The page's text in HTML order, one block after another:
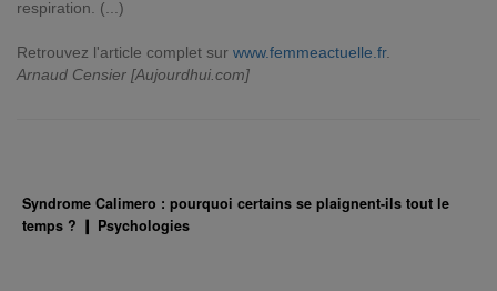
respiration. (...)
Retrouvez l'article complet sur www.femmeactuelle.fr.
Arnaud Censier [Aujourdhui.com]
Syndrome Calimero : pourquoi certains se plaignent-ils tout le
temps ? ❙ Psychologies